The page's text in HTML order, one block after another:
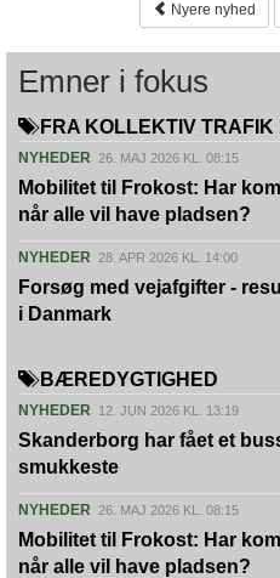
Nyere nyhed
Emner i fokus
FRA KOLLEKTIV TRAFIK
NYHEDER 26. MAJ 2026 KL. 08:15
Mobilitet til Frokost: Har
når alle vil have pladsen?
NYHEDER 28. APR 2026 KL. 14:00
Forsøg med vejafgifter -
i Danmark
BÆREDYGTIGHED
NYHEDER 12. JUN 2026 KL. 13:19
Skanderborg har fået et
smukkeste
NYHEDER 26. MAJ 2026 KL. 08:15
Mobilitet til Frokost: Har
når alle vil have pladsen?